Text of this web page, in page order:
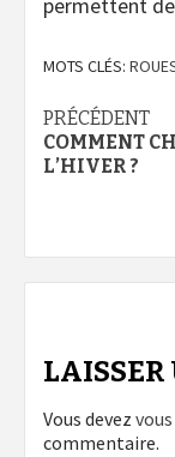
permettent
MOTS CLÉS:
d’article
PRÉCÉDENT
COMMENT
L’HIVER ?
LAISSER
Vous devez
commentaire.